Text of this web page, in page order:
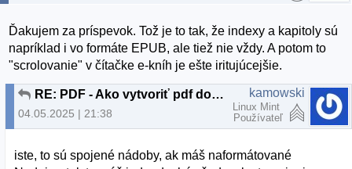
Ďakujem za príspevok. Tož je to tak, že indexy a kapitoly sú
napríklad i vo formáte EPUB, ale tiež nie vždy. A potom to
"scrolovanie" v čítačke e-kníh je ešte iritujúcejšie.
RE: PDF - Ako vytvoriť pdf dokument s "indexom"?
04.05.2025 | 21:38
kamowski
Linux Mint
Používateľ
iste, to sú spojené nádoby, ak máš naformátované